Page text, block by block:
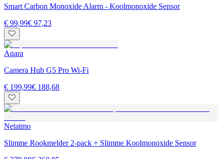
Smart Carbon Monoxide Alarm - Koolmonoxide Sensor
€ 99,99€ 97,23
Aqara
Camera Hub G5 Pro Wi-Fi
€ 199,99€ 188,68
Netatmo
Slimme Rookmelder 2-pack + Slimme Koolmonoxide Sensor